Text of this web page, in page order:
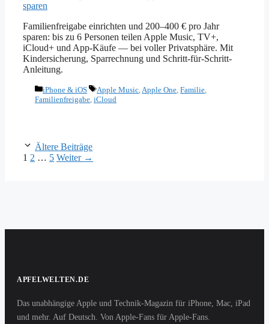
Familienfreigabe einrichten und 200–400 € pro Jahr
sparen: bis zu 6 Personen teilen Apple Music, TV+,
iCloud+ und App-Käufe — bei voller Privatsphäre. Mit
Kindersicherung, Sparrechnung und Schritt-für-Schritt-
Anleitung.
Kategorien
iPhone & iOS Schlagwörter
Apple Music,Apple One,Familie,
Familienfreigabe, iCloud
Ältere Beiträge
Seite
1 Seite
2 … Seite
5 Weiter →
APFELWELTEN.DE
Das unabhängige Apple und Technik-Magazin für iPhone, Mac, iPad
und mehr. Auf Deutsch. Von Apple-Fans für Apple-Fans.